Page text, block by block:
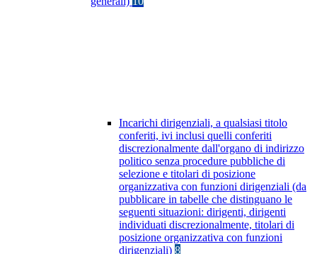
Incarichi dirigenziali, a qualsiasi titolo
conferiti, ivi inclusi quelli conferiti
discrezionalmente dall'organo di indirizzo
politico senza procedure pubbliche di
selezione e titolari di posizione
organizzativa con funzioni dirigenziali (da
pubblicare in tabelle che distinguano le
seguenti situazioni: dirigenti, dirigenti
individuati discrezionalmente, titolari di
posizione organizzativa con funzioni
dirigenziali) 8